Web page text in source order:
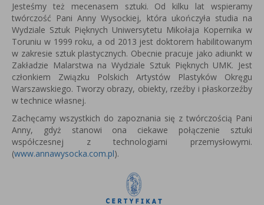
Jesteśmy też mecenasem sztuki. Od kilku lat wspieramy
twórczość Pani Anny Wysockiej, która ukończyła studia na
Wydziale Sztuk Pięknych Uniwersytetu Mikołaja Kopernika w
Toruniu w 1999 roku, a od 2013 jest doktorem habilitowanym
w zakresie sztuk plastycznych. Obecnie pracuje jako adiunkt w
Zakładzie Malarstwa na Wydziale Sztuk Pięknych UMK. Jest
członkiem Związku Polskich Artystów Plastyków Okręgu
Warszawskiego. Tworzy obrazy, obiekty, rzeźby i płaskorzeźby
w technice własnej.
Zachęcamy wszystkich do zapoznania się z twórczością Pani
Anny, gdyż stanowi ona ciekawe połączenie sztuki
współczesnej z technologiami przemysłowymi.
(www.annawysocka.com.pl).